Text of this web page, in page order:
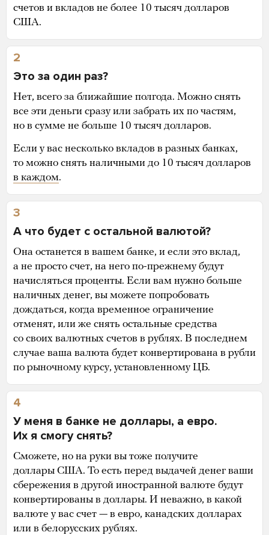
счетов и вкладов не более 10 тысяч долларов
США.
2
Это за один раз?
Нет, всего за ближайшие полгода. Можно снять
все эти деньги сразу или забрать их по частям,
но в сумме не больше 10 тысяч долларов.
Если у вас несколько вкладов в разных банках,
то можно снять наличными до 10 тысяч долларов
в каждом.
3
А что будет с остальной валютой?
Она останется в вашем банке, и если это вклад,
а не просто счет, на него по-прежнему будут
начисляться проценты. Если вам нужно больше
наличных денег, вы можете попробовать
дождаться, когда временное ограничение
отменят, или же снять остальные средства
со своих валютных счетов в рублях. В последнем
случае ваша валюта будет конвертирована в рубли
по рыночному курсу, установленному ЦБ.
4
У меня в банке не доллары, а евро.
Их я смогу снять?
Сможете, но на руки вы тоже получите
доллары США. То есть перед выдачей денег ваши
сбережения в другой иностранной валюте будут
конвертированы в доллары. И неважно, в какой
валюте у вас счет — в евро, канадских долларах
или в белорусских рублях.